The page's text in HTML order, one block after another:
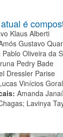
é
Klaus Alberti
Gustavo
Pablo Oliveira da
Pedry Bade
Dressler Parise
Vinícios Goral
Amanda
Lavinya